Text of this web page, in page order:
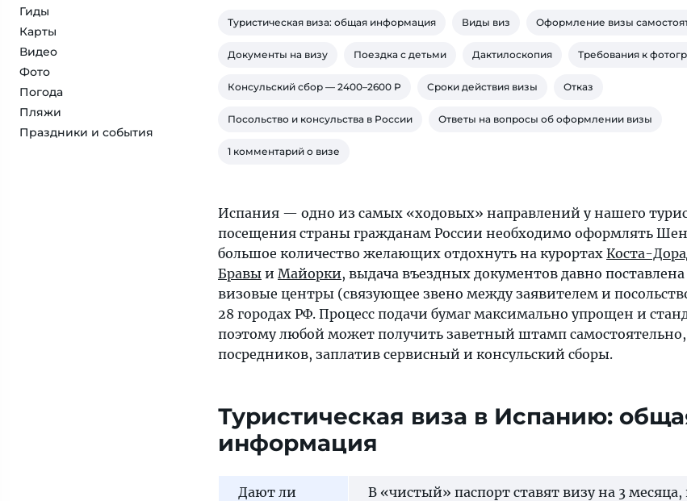
Гиды
Карты
Видео
Фото
Погода
Пляжи
Праздники и события
Туристическая виза: общая информация Виды виз Оформление визы
Документы на визу Поездка с детьми Дактилоскопия Требования к
Консульский сбор — 2400–2600 Р Сроки действия визы Отказ
Посольство и консульства в России Ответы на вопросы об оформлении визы
1 комментарий о визе
Испания — одно из самых «ходовых» направлений у нашего
посещения страны гражданам России необходимо оформлять
большое количество желающих отдохнуть на курортах Коста-
Бравы и Майорки, выдача въездных документов давно
визовые центры (связующее звено между заявителем и
28 городах РФ. Процесс подачи бумаг максимально упрощен и
поэтому любой может получить заветный штамп самостоятельно,
посредников, заплатив сервисный и консульский сборы.
Туристическая виза в Испанию:
информация
Дают ли
В «чистый» паспорт ставят визу на 3 месяца,